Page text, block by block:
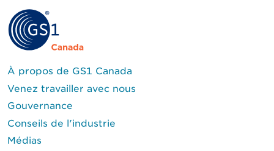
À propos de GS1 Canada
Venez travailler avec nous
Gouvernance
Conseils de l'industrie
Médias